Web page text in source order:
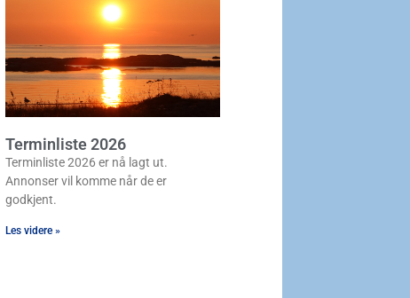
Terminliste 2026
Terminliste 2026 er nå lagt ut.
Annonser vil komme når de er
godkjent.
Les videre »